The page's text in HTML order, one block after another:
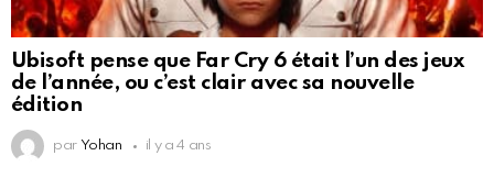
Ubisoft pense que Far Cry 6 était l’un des jeux
de l’année, ou c’est clair avec sa nouvelle
édition
par Yohan il y a 4 ans